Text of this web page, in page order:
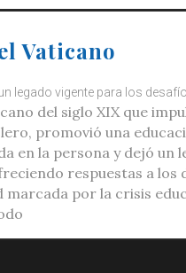
Vaticano
legado vigente para los
del siglo XIX que
promovió una
en la persona y dejó un
respuestas a los
marcada por la crisis